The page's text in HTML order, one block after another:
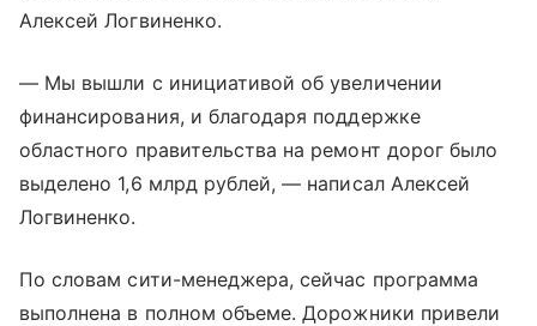
Алексей Логвиненко.
— Мы вышли с инициативой об увеличении
финансирования, и благодаря поддержке
областного правительства на ремонт дорог было
выделено 1,6 млрд рублей, — написал Алексей
Логвиненко.
По словам сити-менеджера, сейчас программа
выполнена в полном объеме. Дорожники привели